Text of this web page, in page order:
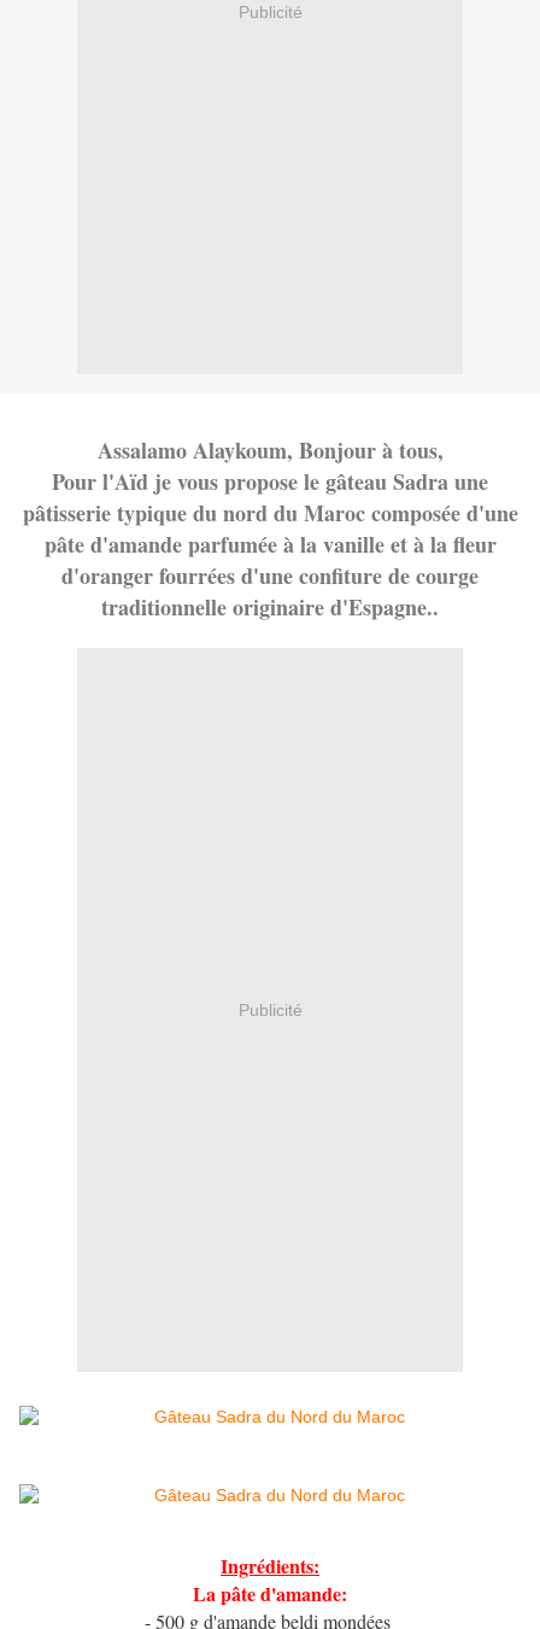
Publicité
Assalamo Alaykoum, Bonjour à tous,
Pour l'Aïd je vous propose le gâteau Sadra une
pâtisserie typique du nord du Maroc composée d'une
pâte d'amande parfumée à la vanille et à la fleur
d'oranger fourrées d'une confiture de courge
traditionnelle originaire d'Espagne..
Publicité
Ingrédients:
La pâte d'amande:
- 500 g d'amande beldi mondées